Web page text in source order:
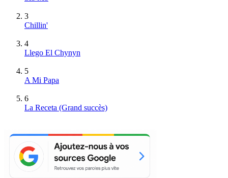
3
Chillin'
4
Llego El Chynyn
5
A Mi Papa
6
La Receta (Grand succès)